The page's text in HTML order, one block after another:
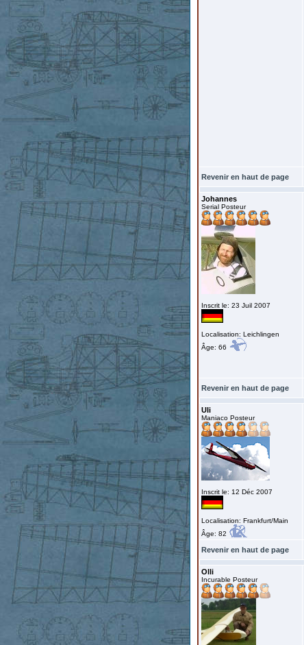
Revenir en haut de page
Johannes
Serial Posteur
Inscrit le: 23 Juil 2007
Localisation: Leichlingen
Âge: 66
Revenir en haut de page
Uli
Maniaco Posteur
Inscrit le: 12 Déc 2007
Localisation: Frankfurt/Main
Âge: 82
Revenir en haut de page
Olli
Incurable Posteur